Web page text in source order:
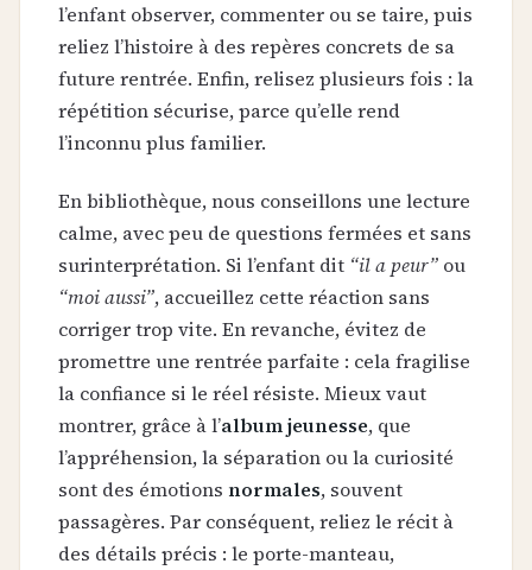
l’enfant observer, commenter ou se taire, puis
reliez l’histoire à des repères concrets de sa
future rentrée. Enfin, relisez plusieurs fois : la
répétition sécurise, parce qu’elle rend
l’inconnu plus familier.
En bibliothèque, nous conseillons une lecture
calme, avec peu de questions fermées et sans
surinterprétation. Si l’enfant dit “il a peur” ou
“moi aussi”, accueillez cette réaction sans
corriger trop vite. En revanche, évitez de
promettre une rentrée parfaite : cela fragilise
la confiance si le réel résiste. Mieux vaut
montrer, grâce à l’album jeunesse, que
l’appréhension, la séparation ou la curiosité
sont des émotions normales, souvent
passagères. Par conséquent, reliez le récit à
des détails précis : le porte-manteau,